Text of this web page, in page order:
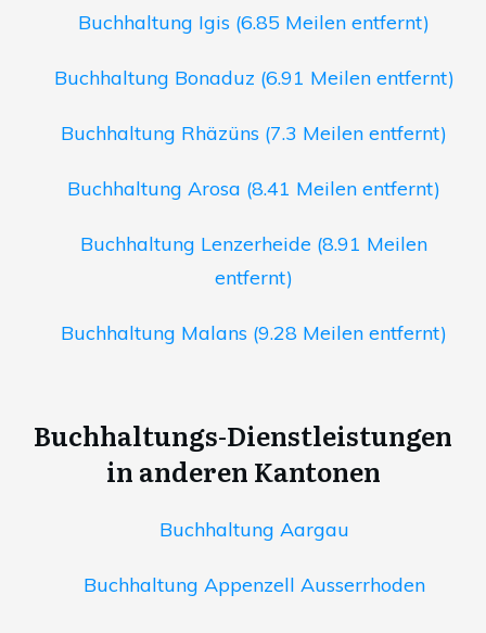
Buchhaltung Igis (6.85 Meilen entfernt)
Buchhaltung Bonaduz (6.91 Meilen entfernt)
Buchhaltung Rhäzüns (7.3 Meilen entfernt)
Buchhaltung Arosa (8.41 Meilen entfernt)
Buchhaltung Lenzerheide (8.91 Meilen
entfernt)
Buchhaltung Malans (9.28 Meilen entfernt)
Buchhaltungs-Dienstleistungen
in anderen Kantonen
Buchhaltung Aargau
Buchhaltung Appenzell Ausserrhoden